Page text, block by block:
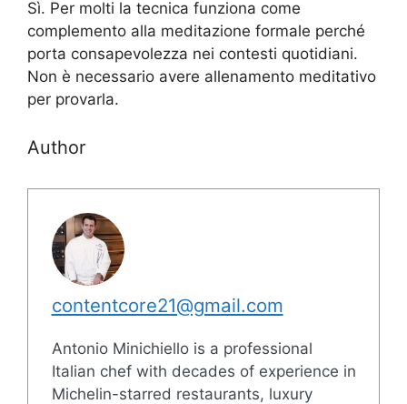
Sì. Per molti la tecnica funziona come
complemento alla meditazione formale perché
porta consapevolezza nei contesti quotidiani.
Non è necessario avere allenamento meditativo
per provarla.
Author
contentcore21@gmail.com
Antonio Minichiello is a professional
Italian chef with decades of experience in
Michelin-starred restaurants, luxury